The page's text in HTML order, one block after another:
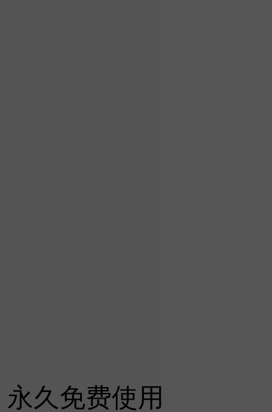
永久免费使用